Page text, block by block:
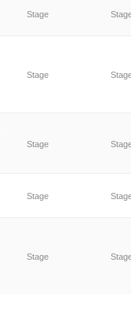
Stage
Stage
Stage
Stage
Stage